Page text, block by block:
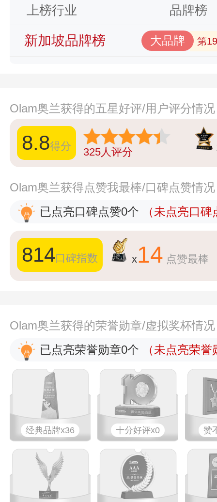
上榜行业 品牌榜
新加坡品牌榜 大品牌 第
Olam奥兰获得的五星好评/用户评分情
8.8得分 325人评分
Olam奥兰获得点赞我最棒/口碑点赞情
已点亮口碑点赞0个
（未点亮口
814口碑指数 x14 点赞最棒
Olam奥兰获得的荣誉勋章/虚拟奖杯情
已点亮荣誉勋章0个
（未点亮荣
经典品牌x36 十分好评x0 赞